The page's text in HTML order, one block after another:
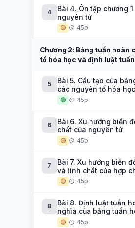
4
Bài 4. Ôn tập chương
nguyên tử
🟡 45p
Chương 2: Bảng tuần hoàn
tố hóa học và định luật
5
Bài 5. Cấu tạo của
các nguyên tố hóa học
🟢 45p
6
Bài 6. Xu hướng biến
chất của nguyên tử
🟡 45p
7
Bài 7. Xu hướng biến
và tính chất của hợp
🟡 45p
8
Bài 8. Định luật tuần
nghĩa của bảng tuần
🟡 45p